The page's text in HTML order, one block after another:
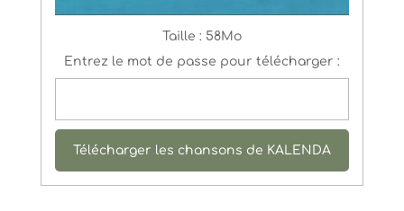
Taille : 58Mo
Entrez le mot de passe pour télécharger :
Télécharger les chansons de KALENDA